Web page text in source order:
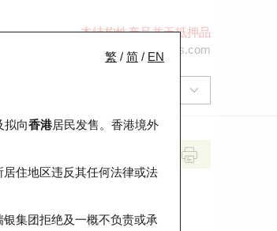
本结构性产品并无抵押品
ol-hkwarrants@ubs.com
繁 / 简 / EN
拟向香港居民发售。香港境外
住地区违反其任何法律或法
集团拒绝及一概不负责或承